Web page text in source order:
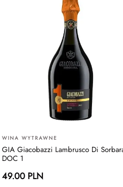
WINA WYTRAWNE
GIA Giacobazzi Lambrusco Di
DOC 1
49.00 PLN